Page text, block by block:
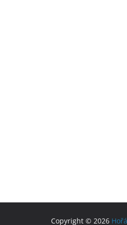
Copyright © 2026